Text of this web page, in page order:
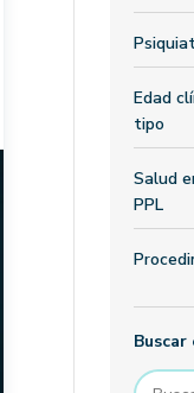
Edad
tipo
Salud
PPL